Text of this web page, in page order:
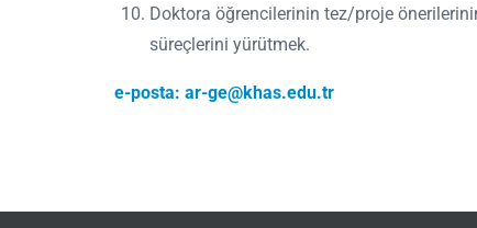
Doktora öğrencilerinin tez/proje
süreçlerini yürütmek.
e-posta: ar-ge@khas.edu.tr